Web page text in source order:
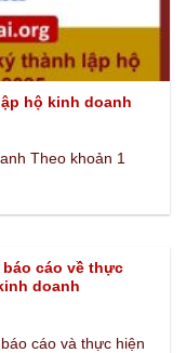
hộ kinh doanh
Theo khoản 1
cáo về thực
doanh
cáo và thực hiện